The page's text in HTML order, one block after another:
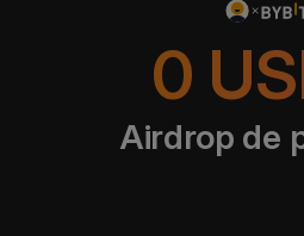
0
Airdrop de